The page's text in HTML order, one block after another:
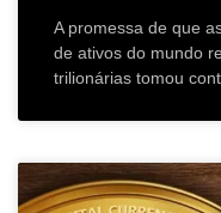
A promessa de que
de ativos do mundo
trilionárias tomou